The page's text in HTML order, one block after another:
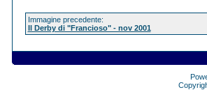
Immagine precedente:
Il Derby di "Francioso" - nov 2001